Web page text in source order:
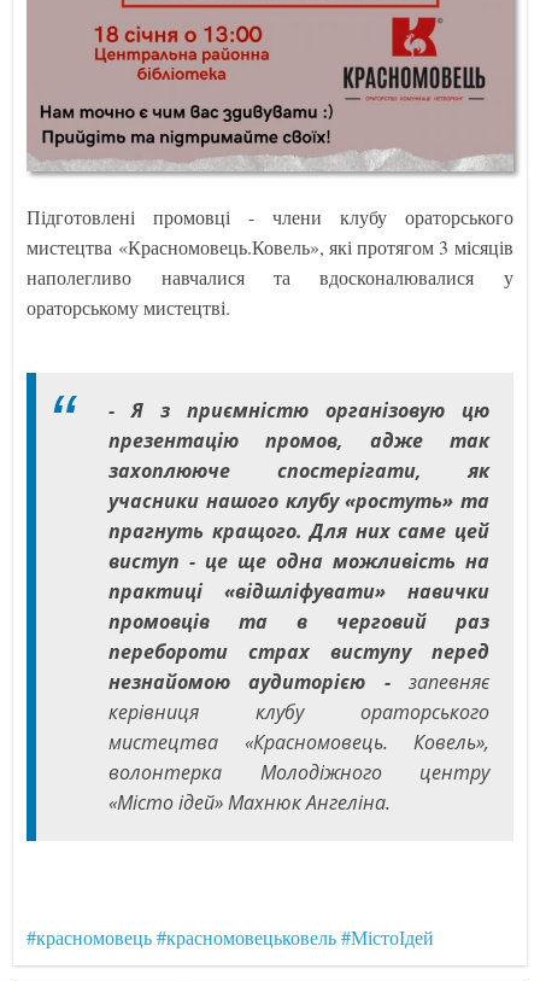
Підготовлені промовці - члени клубу ораторського
мистецтва «Красномовець.Ковель», які протягом 3 місяців
наполегливо навчалися та вдосконалювалися у
ораторському мистецтві.
- Я з приємністю організовую цю
презентацію промов, адже так
захоплююче спостерігати, як
учасники нашого клубу «ростуть» та
прагнуть кращого. Для них саме цей
виступ - це ще одна можливість на
практиці «відшліфувати» навички
промовців та в черговий раз
перебороти страх виступу перед
незнайомою аудиторією -запевняє
керівниця клубу ораторського
мистецтва «Красномовець. Ковель»,
волонтерка Молодіжного центру
«Місто ідей» Махнюк Ангеліна.
#красномовець #красномовецьковель #МістоІдей